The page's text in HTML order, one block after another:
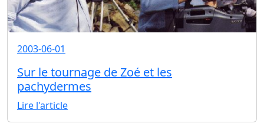
2003-06-01
Sur le tournage de Zoé et les
pachydermes
Lire l'article